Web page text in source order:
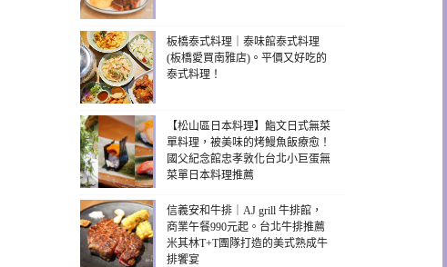
板橋泰式料理｜泰味館泰式料理
(板橋愛買南雅店)。平價又好吃的
泰式料理！
【松山區日本料理】鮨文日式無菜
單料理，被美味的烤鰻魚飯療愈！
國父紀念館忠孝敦化台北小巨蛋無
菜單日本料理推薦
信義安和牛排｜AJ grill 牛排館，
商業午餐990元起。台北牛排推薦
米其林T+T團隊打造的美式熟成牛
排饗宴